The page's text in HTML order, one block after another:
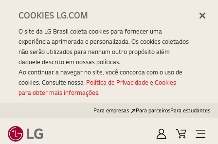
Para empresas Para parceirosPara estudantes
EntrarCarrinhoOpen
COOKIES LG.COM
O site da LG Brasil coleta cookies para fornecer uma
experiência aprimorada e personalizada. Os cookies coletados
não serão utilizados para nenhum outro propósito além
daquele descrito em nossas políticas.
Ao continuar a navegar no site, você concorda com o uso de
cookies. Consulte nossa Política de Privacidade e Cookies
para obter mais informações.